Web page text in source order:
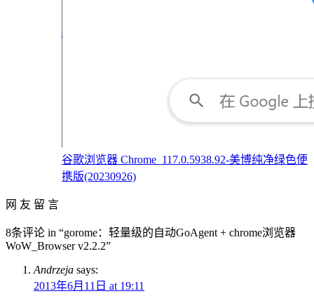
谷歌浏览器 Chrome_117.0.5938.92-美博纯净绿色便
携版(20230926)
网 友 留 言
8条评论 in “gorome：轻量级的自动GoAgent + chrome浏览器
WoW_Browser v2.2.2”
Andrzeja says:
2013年6月11日 at 19:11